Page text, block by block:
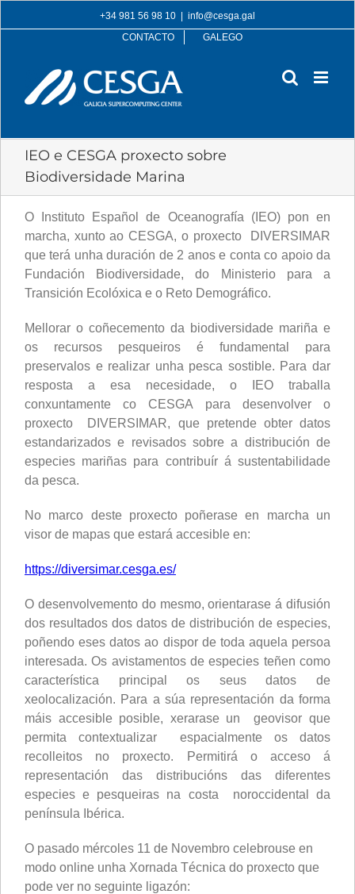
to
+34 981 56 98 10
info@cesga.gal
CONTACTO
GALEGO
IEO e CESGA proxecto sobre
Biodiversidade Marina
O Instituto Español de Oceanografía (IEO) pon en
marcha, xunto ao CESGA, o proxecto DIVERSIMAR
que terá unha duración de 2 anos e conta co apoio da
Fundación Biodiversidade, do Ministerio para a
Transición Ecolóxica e o Reto Demográfico.
Mellorar o coñecemento da biodiversidade mariña e
os recursos pesqueiros é fundamental para
preservalos e realizar unha pesca sostible. Para dar
resposta a esa necesidade, o IEO traballa
conxuntamente co CESGA para desenvolver o
proxecto DIVERSIMAR, que pretende obter datos
estandarizados e revisados sobre a distribución de
especies mariñas para contribuír á sustentabilidade
da pesca.
No marco deste proxecto poñerase en marcha un
visor de mapas que estará accesible en:
https://diversimar.cesga.es/
O desenvolvemento do mesmo, orientarase á difusión
dos resultados dos datos de distribución de especies,
poñendo eses datos ao dispor de toda aquela persoa
interesada. Os avistamentos de especies teñen como
característica principal os seus datos de
xeolocalización. Para a súa representación da forma
máis accesible posible, xerarase un geovisor que
permita contextualizar espacialmente os datos
recolleitos no proxecto. Permitirá o acceso á
representación das distribucións das diferentes
especies e pesqueiras na costa noroccidental da
península Ibérica.
O pasado mércoles 11 de Novembro celebrouse en
modo online unha Xornada Técnica do proxecto que
pode ver no seguinte ligazón: